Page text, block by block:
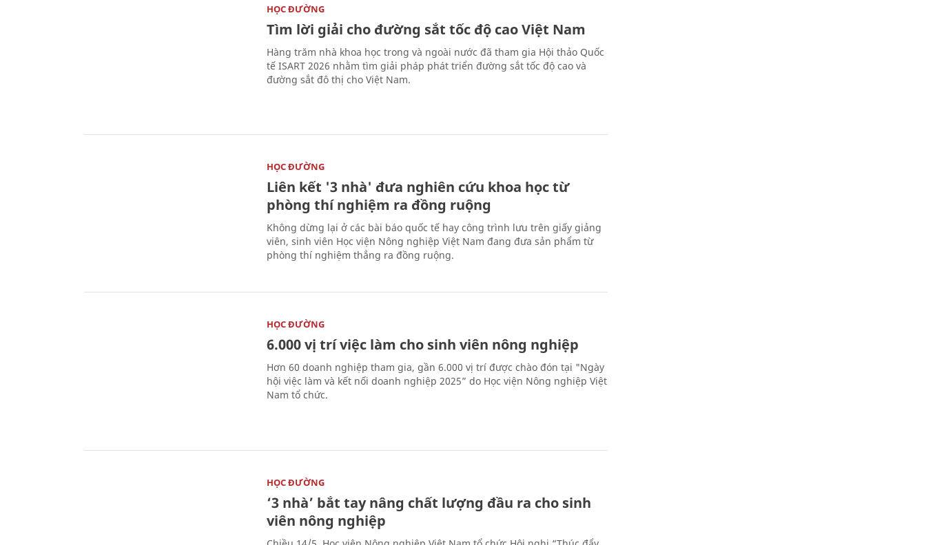
HỌC ĐƯỜNG
Tìm lời giải cho đường sắt tốc độ cao Việt Nam
Hàng trăm nhà khoa học trong và ngoài nước đã tham gia Hội thảo Quốc
tế ISART 2026 nhằm tìm giải pháp phát triển đường sắt tốc độ cao và
đường sắt đô thị cho Việt Nam.
HỌC ĐƯỜNG
Liên kết '3 nhà' đưa nghiên cứu khoa học từ
phòng thí nghiệm ra đồng ruộng
Không dừng lại ở các bài báo quốc tế hay công trình lưu trên giấy giảng
viên, sinh viên Học viện Nông nghiệp Việt Nam đang đưa sản phẩm từ
phòng thí nghiệm thẳng ra đồng ruộng.
HỌC ĐƯỜNG
6.000 vị trí việc làm cho sinh viên nông nghiệp
Hơn 60 doanh nghiệp tham gia, gần 6.000 vị trí được chào đón tại "Ngày
hội việc làm và kết nối doanh nghiệp 2025” do Học viện Nông nghiệp Việt
Nam tổ chức.
HỌC ĐƯỜNG
‘3 nhà’ bắt tay nâng chất lượng đầu ra cho sinh
viên nông nghiệp